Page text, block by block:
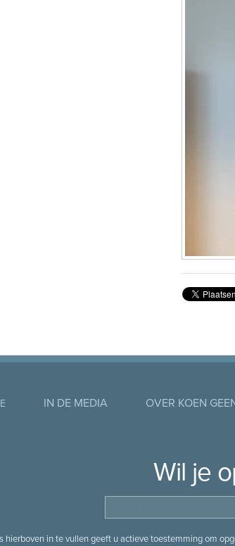
IN DE MEDIA OVER KOEN
Wil je
hierboven in te vullen geeft u actieve toestemming om